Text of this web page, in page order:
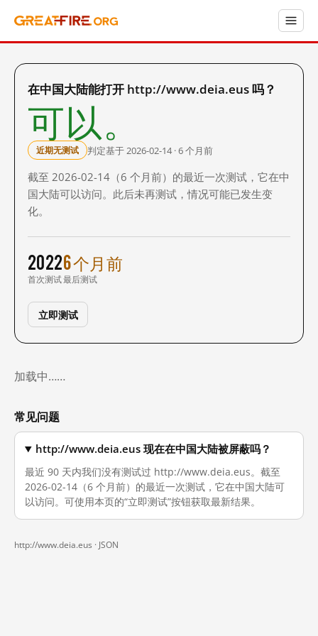
在中国大陆能打开 http://www.deia.eus 吗？
可以。
近期无测试 判定基于 2026-02-14 · 6 个月前
截至 2026-02-14（6 个月前）的最近一次测试，它在中
国大陆可以访问。此后未再测试，情况可能已发生变
化。
2022
首次测试
6 个月前
最后测试
立即测试
加载中……
常见问题
http://www.deia.eus 现在在中国大陆被屏蔽吗？
最近 90 天内我们没有测试过 http://www.deia.eus。截至
2026-02-14（6 个月前）的最近一次测试，它在中国大陆可
以访问。可使用本页的“立即测试”按钮获取最新结果。
http://www.deia.eus · JSON